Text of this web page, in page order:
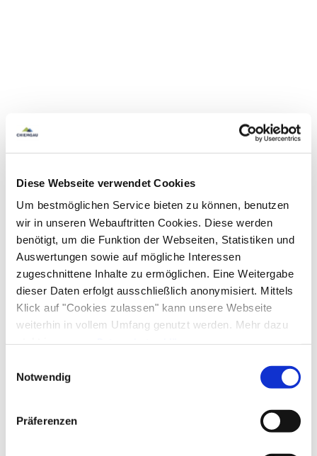
Diese Webseite verwendet Cookies
Um bestmöglichen Service bieten zu können, benutzen
wir in unseren Webauftritten Cookies. Diese werden
benötigt, um die Funktion der Webseiten, Statistiken und
Auswertungen sowie auf mögliche Interessen
zugeschnittene Inhalte zu ermöglichen. Eine Weitergabe
dieser Daten erfolgt ausschließlich anonymisiert. Mittels
Klick auf "Cookies zulassen" kann unsere Webseite
weiterhin in vollem Umfang genutzt werden. Mehr dazu
steht in unserer Datenschutzerklärung.
gelistet.
Notwendig
Präferenzen